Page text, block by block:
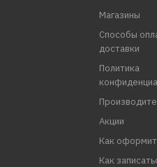
Магазины
Способы
доставки
Политика
Акции
Как
Как